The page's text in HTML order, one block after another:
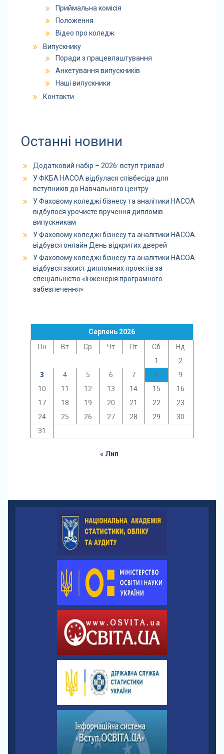
Приймальна комісія
Положення
Відео про коледж
Випускнику
Поради з працевлаштування
Анкетування випускників
Наші випускники
Контакти
Останні новини
Додатковий набір – 2026: вступ триває!
У ФКБА НАСОА відбулася співбесіда для
вступників до Навчального центру
У Фаховому коледжі бізнесу та аналітики НАСОА
відбулося урочисте вручення дипломів
випускникам
У Фаховому коледжі бізнесу та аналітики НАСОА
відбувся онлайн День відкритих дверей
У Фаховому коледжі бізнесу та аналітики НАСОА
відбувся захист дипломних проєктів за
спеціальністю «Інженерія програмного
забезпечення»
Серпень 2026
Пн
Вт Ср Чт Пт Сб
Нд
1
2
3
4 5 6 7 8
9
10
11 12 13 14 15
16
17
18 19 20 21 22
23
24
25 26 27 28 29
30
31
« Лип